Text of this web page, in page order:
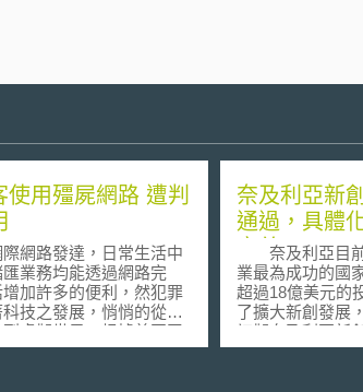
使用殭屍網路 遭判
路發達，日常生活中
業務均能透過網路完
加許多的便利，然犯罪
技之發展，悄悄的從傳
虛擬世界。根據美國司
料顯示，目前因違反美
奈及利亞新
通過，具體
定義
奈及利亞目前
業最為成功的國
超過18億美元的
了擴大新創發展
初擬奈及利亞新
（The Nigeria